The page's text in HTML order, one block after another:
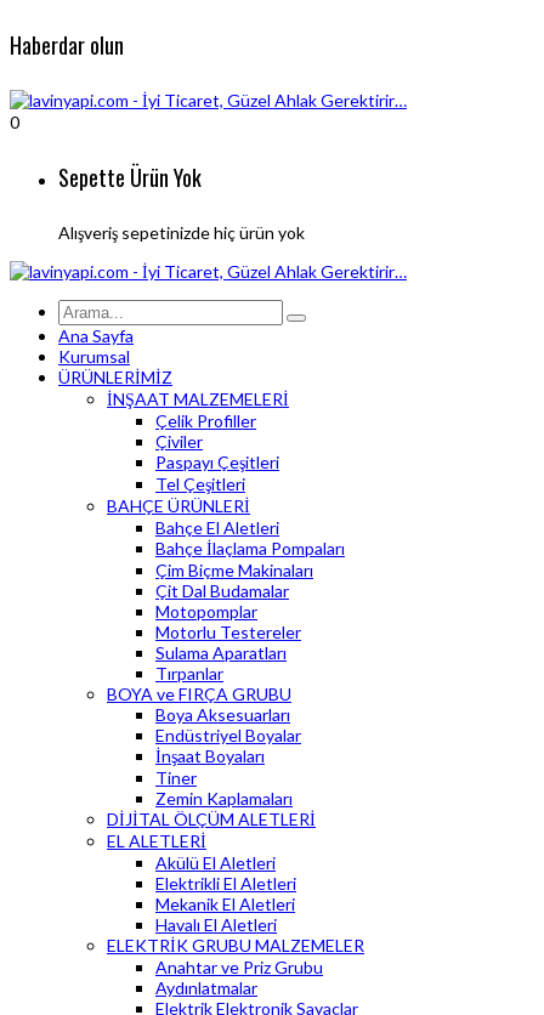
Haberdar olun
0
Sepette Ürün Yok
Alışveriş sepetinizde hiç ürün yok
Ana Sayfa
Kurumsal
ÜRÜNLERİMİZ
İNŞAAT MALZEMELERİ
Çelik Profiller
Çiviler
Paspayı Çeşitleri
Tel Çeşitleri
BAHÇE ÜRÜNLERİ
Bahçe El Aletleri
Bahçe İlaçlama Pompaları
Çim Biçme Makinaları
Çit Dal Budamalar
Motopomplar
Motorlu Testereler
Sulama Aparatları
Tırpanlar
BOYA ve FIRÇA GRUBU
Boya Aksesuarları
Endüstriyel Boyalar
İnşaat Boyaları
Tiner
Zemin Kaplamaları
DİJİTAL ÖLÇÜM ALETLERİ
EL ALETLERİ
Akülü El Aletleri
Elektrikli El Aletleri
Mekanik El Aletleri
Havalı El Aletleri
ELEKTRİK GRUBU MALZEMELER
Anahtar ve Priz Grubu
Aydınlatmalar
Elektrik Elektronik Sayaçlar